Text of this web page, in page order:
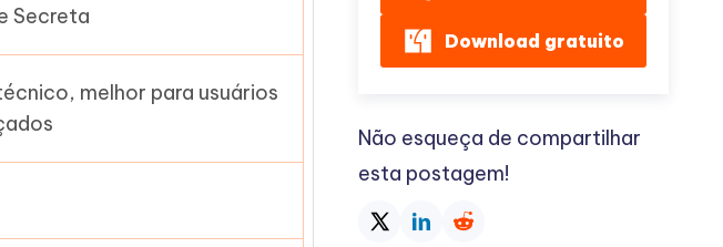
Secreta
melhor para usuários
Download gratuito
Não esqueça de compartilhar
esta postagem!